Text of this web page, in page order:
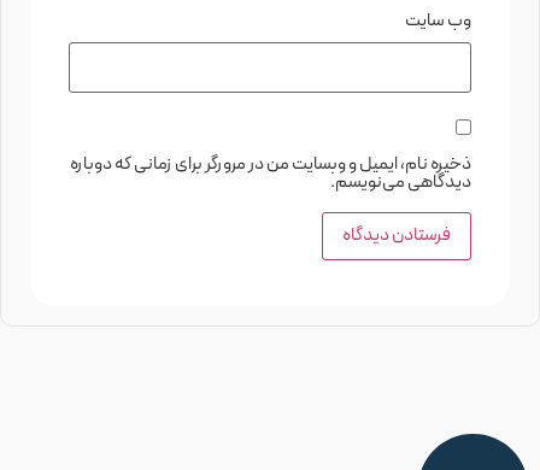
وب‌ سایت
ذخیره نام، ایمیل و وبسایت من در مرورگر برای زمانی که دوباره
دیدگاهی می‌نویسم.